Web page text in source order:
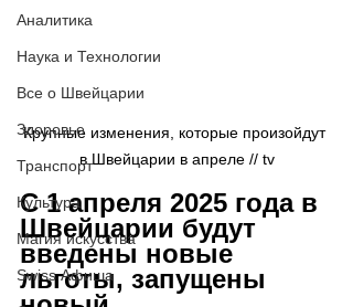
Аналитика
Наука и Технологии
Все о Швейцарии
Здоровье
Транспорт
Культура
Магия искусства
Swiss Афиша
Крупные изменения, которые произойдут
в Швейцарии в апреле // tv
С 1 апреля 2025 года в
Швейцарии будут
введены новые
льготы, запущены